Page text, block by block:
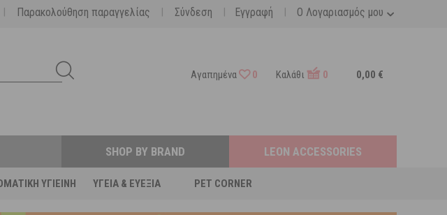
Ο Λογαριασμός μου
| Παρακολούθηση παραγγελίας | Σύνδεση | Εγγραφή |
Αγαπημένα 0 Καλάθι 0 0,00 €
ΥΓΙΕΙΝΉ ΥΓΕΊΑ & ΕΥΕΞΊΑ PET CORNER
SHOP BY BRAND LEON ACCESSORIES